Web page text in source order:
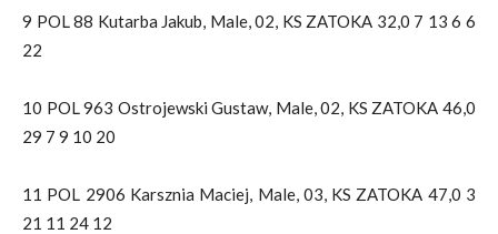
9 POL 88 Kutarba Jakub, Male, 02, KS ZATOKA 32,0 7 13 6 6
22
10 POL 963 Ostrojewski Gustaw, Male, 02, KS ZATOKA 46,0
29 7 9 10 20
11 POL 2906 Karsznia Maciej, Male, 03, KS ZATOKA 47,0 3
21 11 24 12